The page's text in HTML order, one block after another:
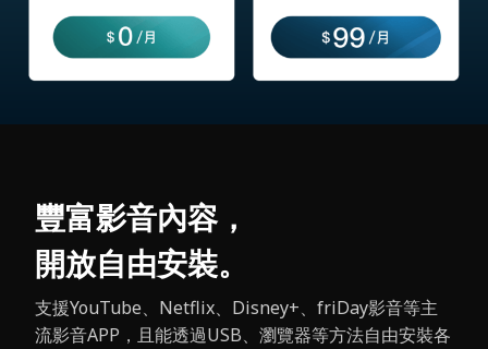
豐富影音內容，
開放自由安裝。
支援YouTube、Netflix、Disney+、friDay影音等主
流影音APP，且能透過USB、瀏覽器等方法自由安裝各